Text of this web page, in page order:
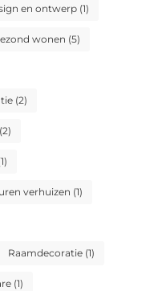
en ontwerp (1)
wonen (5)
(2)
(2)
verhuizen (1)
Raamdecoratie (1)
(1)